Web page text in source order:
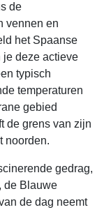
de
vennen en
het Spaanse
deze actieve
typisch
temperaturen
gebied
de grens van zijn
noorden.
gedrag,
de Blauwe
de dag neemt